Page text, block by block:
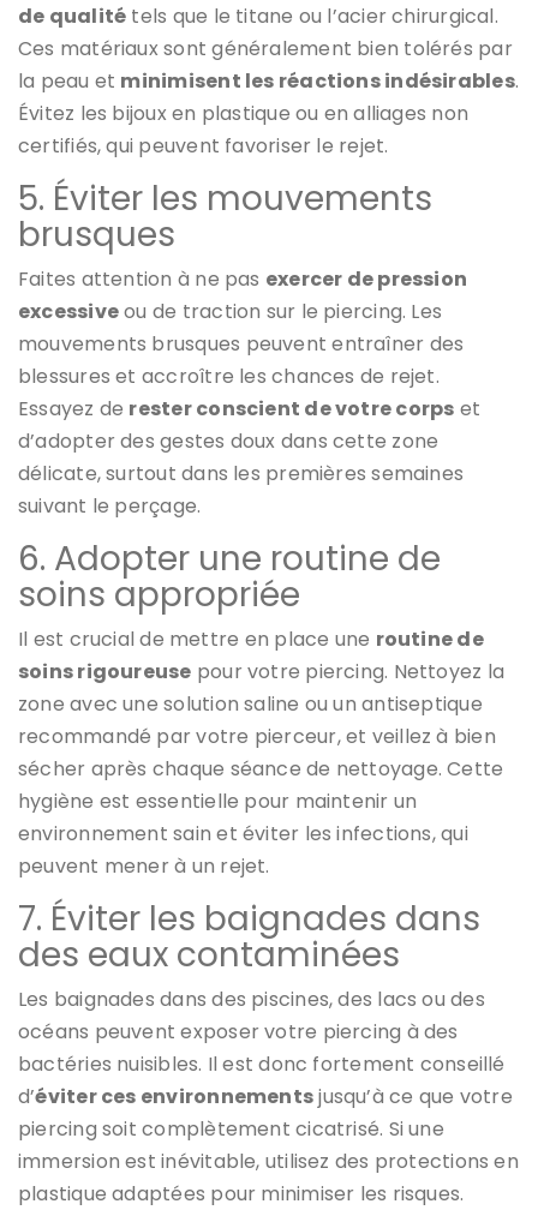
de qualité tels que le titane ou l’acier chirurgical.
Ces matériaux sont généralement bien tolérés par
la peau et minimisent les réactions indésirables.
Évitez les bijoux en plastique ou en alliages non
certifiés, qui peuvent favoriser le rejet.
5. Éviter les mouvements
brusques
Faites attention à ne pas exercer de pression
excessiveou de traction sur le piercing. Les
mouvements brusques peuvent entraîner des
blessures et accroître les chances de rejet.
Essayez de rester conscient de votre corps et
d’adopter des gestes doux dans cette zone
délicate, surtout dans les premières semaines
suivant le perçage.
6. Adopter une routine de
soins appropriée
Il est crucial de mettre en place une routine de
soins rigoureuse pour votre piercing. Nettoyez la
zone avec une solution saline ou un antiseptique
recommandé par votre pierceur, et veillez à bien
sécher après chaque séance de nettoyage. Cette
hygiène est essentielle pour maintenir un
environnement sain et éviter les infections, qui
peuvent mener à un rejet.
7. Éviter les baignades dans
des eaux contaminées
Les baignades dans des piscines, des lacs ou des
océans peuvent exposer votre piercing à des
bactéries nuisibles. Il est donc fortement conseillé
d’éviter ces environnementsjusqu’à ce que votre
piercing soit complètement cicatrisé. Si une
immersion est inévitable, utilisez des protections en
plastique adaptées pour minimiser les risques.